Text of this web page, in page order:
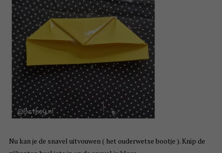
Nu kan je de snavel uitvouwen ( het ouderwetse bootje ). Knip de